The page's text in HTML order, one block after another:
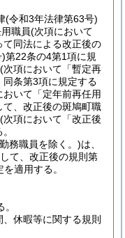
(令和3年法律第63号)
職員(次項において
て同法による改正後の
第22条の4第1項に規
(次項において「暫定再
同条第3項に規定する
おいて「定年前再任用
て、改正後の斑鳩町職
(次項において「改正後
務職員を除く。)は、
て、改正後の規則第
適用する。
休暇等に関する規則